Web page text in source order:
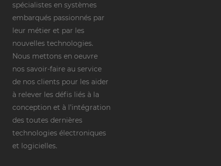
spécialistes en systèmes
embarqués passionnés par
leur métier et par les
nouvelles technologies.
Nous mettons en oeuvre
nos savoir-faire au service
de nos clients pour les aider
à relever les défis liés à la
conception et à l’intégration
des toutes dernières
technologies électroniques
et logicielles.